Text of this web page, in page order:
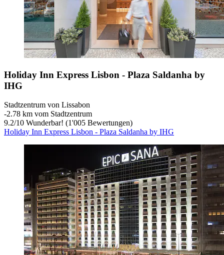
Holiday Inn Express Lisbon - Plaza Saldanha by
IHG
Stadtzentrum von Lissabon
‐2.78 km vom Stadtzentrum
9.2/10 Wunderbar! (1'005 Bewertungen)
Holiday Inn Express Lisbon - Plaza Saldanha by IHG